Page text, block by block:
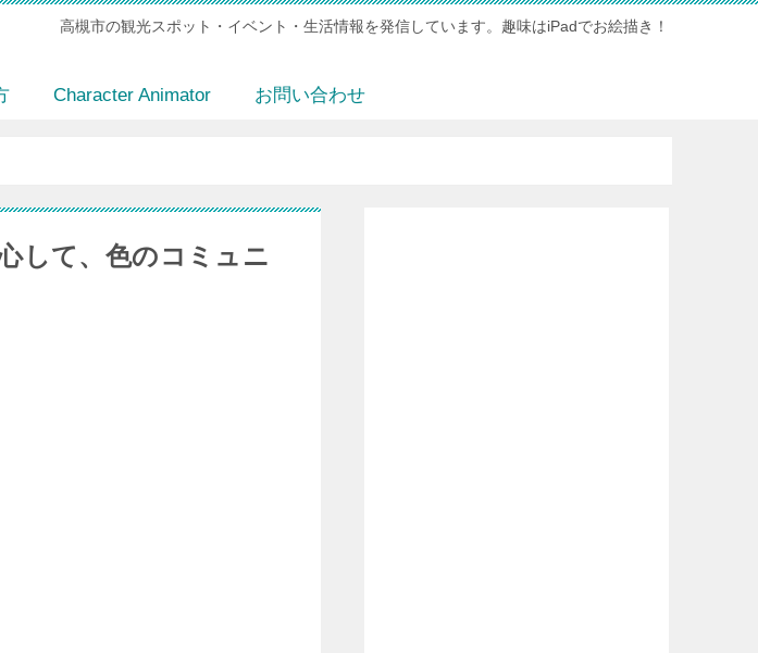
高槻市の観光スポット・イベント・生活情報を発信しています。趣味はiPadでお絵描き！
Character Animator お問い合わせ
して、色のコミュニ